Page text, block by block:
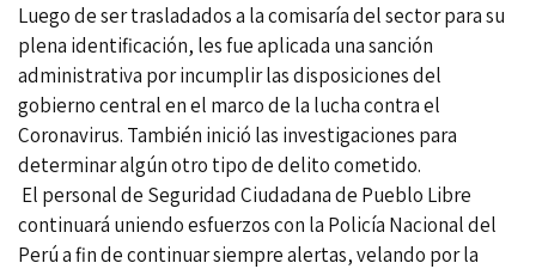
Luego de ser trasladados a la comisaría del sector para su
plena identificación, les fue aplicada una sanción
administrativa por incumplir las disposiciones del
gobierno central en el marco de la lucha contra el
Coronavirus. También inició las investigaciones para
determinar algún otro tipo de delito cometido.
El personal de Seguridad Ciudadana de Pueblo Libre
continuará uniendo esfuerzos con la Policía Nacional del
Perú a fin de continuar siempre alertas, velando por la